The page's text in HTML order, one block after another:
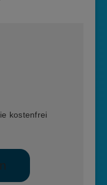
kostenfrei